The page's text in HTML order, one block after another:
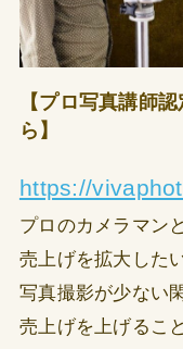
【プロ写真講師
ら】
https://
プロのカメラマン
売上げを拡大した
写真撮影が少ない
売上げを上げるこ